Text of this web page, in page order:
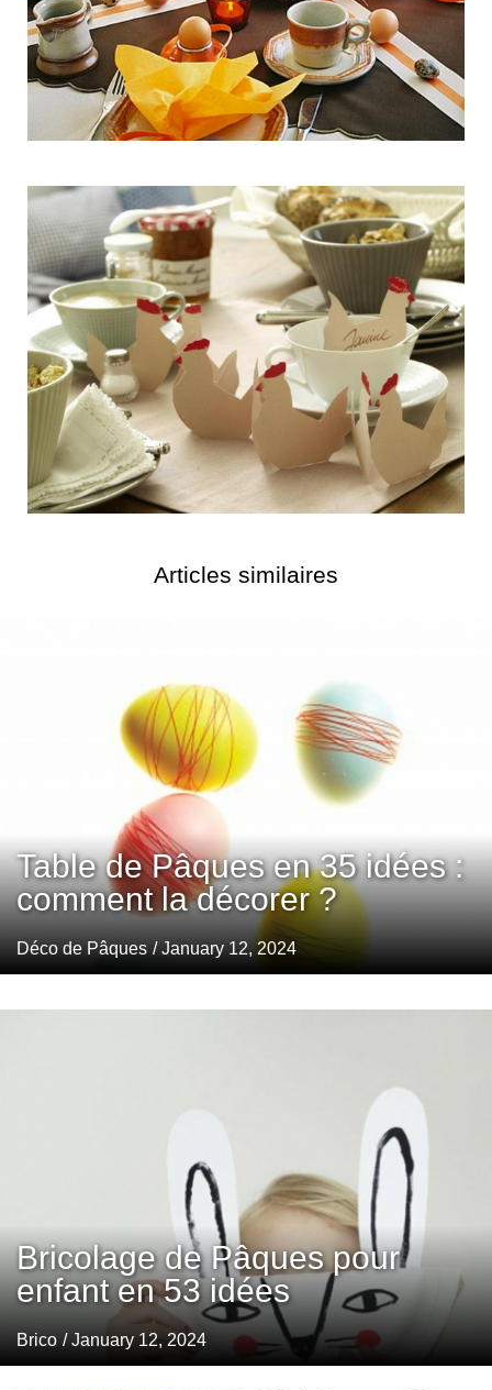
Articles similaires
Table de Pâques en 35 idées :
comment la décorer ?
Déco de Pâques / January 12, 2024
Bricolage de Pâques pour
enfant en 53 idées
Brico / January 12, 2024